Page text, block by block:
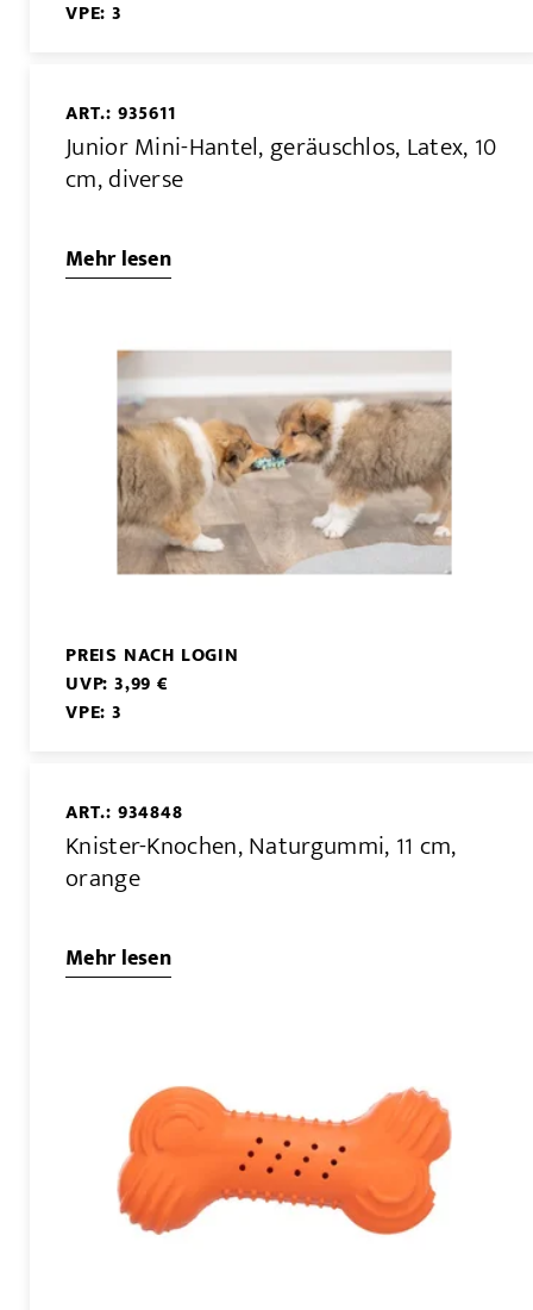
VPE: 3
ART.: 935611
Junior Mini-Hantel, geräuschlos, Latex, 10
cm, diverse
Mehr lesen
PREIS NACH LOGIN
UVP: 3,99 €
VPE: 3
ART.: 934848
Knister-Knochen, Naturgummi, 11 cm,
orange
Mehr lesen